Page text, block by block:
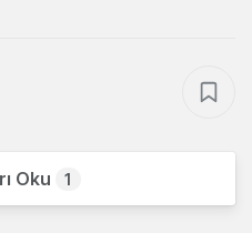
Oku 1